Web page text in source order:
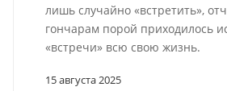
15 августа 2025
лишь случайно «встретить»,
гончарам порой приходилось
«встречи» всю свою жизнь.